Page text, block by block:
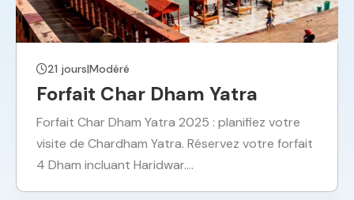
21 jours|Modéré
Forfait Char Dham Yatra
Forfait Char Dham Yatra 2025 : planifiez votre
visite de Chardham Yatra. Réservez votre forfait
4 Dham incluant Haridwar.…